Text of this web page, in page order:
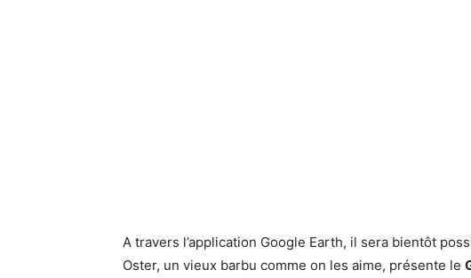
A travers l’application Google Earth, il sera bientôt
Oster, un vieux barbu comme on les aime, présente le